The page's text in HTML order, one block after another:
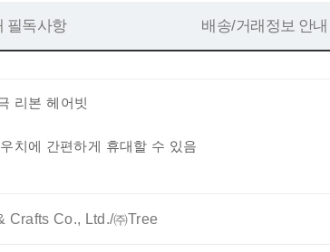
필독사항 배송/거래정보 안내
리본 헤어빗
치에 간편하게 휴대할 수 있음
Crafts Co., Ltd./㈜Tree